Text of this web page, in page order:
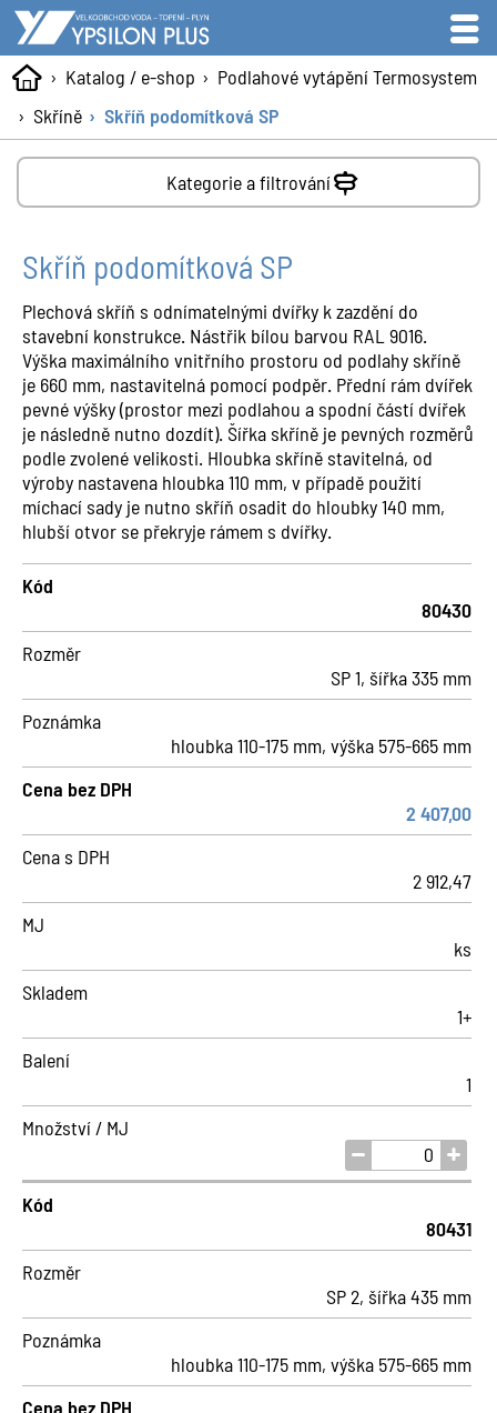
Katalog / e-shop
Podlahové vytápění Termosystem
Skříně
Skříň podomítková SP
Kategorie a filtrování
Skříň podomítková SP
Plechová skříň s odnímatelnými dvířky k zazdění do
stavební konstrukce. Nástřik bílou barvou RAL 9016.
Výška maximálního vnitřního prostoru od podlahy skříně
je 660 mm, nastavitelná pomocí podpěr. Přední rám dvířek
pevné výšky (prostor mezi podlahou a spodní částí dvířek
je následně nutno dozdít). Šířka skříně je pevných rozměrů
podle zvolené velikosti. Hloubka skříně stavitelná, od
výroby nastavena hloubka 110 mm, v případě použití
míchací sady je nutno skříň osadit do hloubky 140 mm,
hlubší otvor se překryje rámem s dvířky.
Kód
80430
Rozměr
SP 1, šířka 335 mm
Poznámka
hloubka 110-175 mm, výška 575-665 mm
Cena bez DPH
2 407,00
Cena s DPH
2 912,47
MJ
ks
Skladem
1+
Balení
1
Množství / MJ
Kód
80431
Rozměr
SP 2, šířka 435 mm
Poznámka
hloubka 110-175 mm, výška 575-665 mm
Cena bez DPH